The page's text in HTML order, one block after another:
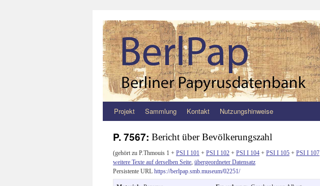
Zum
springen
Projekt Sammlung Kontakt Nutzungshinweise
P. 7567: Bericht über Bevölkerungszahl
(gehört zu P.Thmouis 1 + PSI I 101 + PSI I 102 + PSI I 104 + PSI I 105 + PSI I 107
weitere Texte auf derselben Seite übergeordneter Datensatz
Persistente URL https://berlpap.smb.museum/02251/